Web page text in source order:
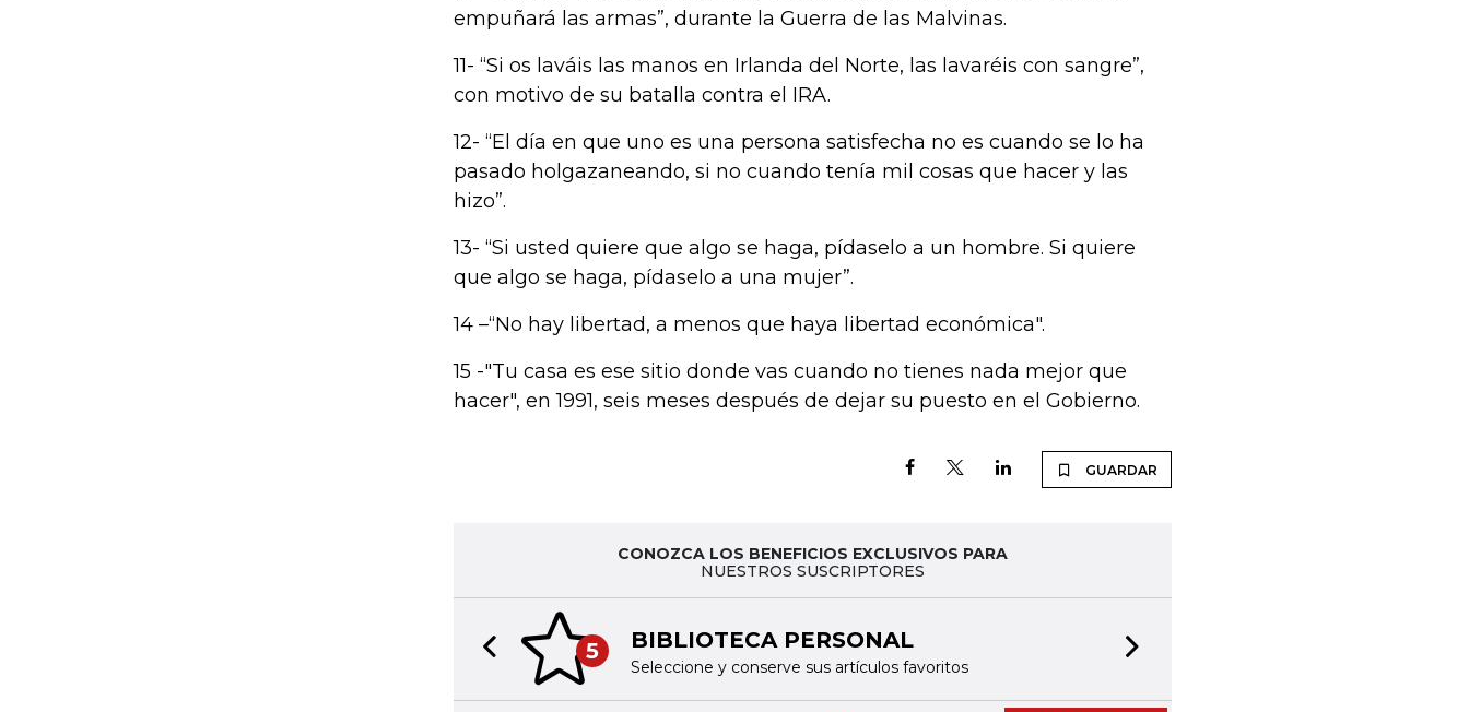
empuñará las armas”, durante la Guerra de las Malvinas.
11- “Si os laváis las manos en Irlanda del Norte, las lavaréis con sangre”,
con motivo de su batalla contra el IRA.
12- “El día en que uno es una persona satisfecha no es cuando se lo ha
pasado holgazaneando, si no cuando tenía mil cosas que hacer y las
hizo”.
13- “Si usted quiere que algo se haga, pídaselo a un hombre. Si quiere
que algo se haga, pídaselo a una mujer”.
14 –“No hay libertad, a menos que haya libertad económica".
15 -"Tu casa es ese sitio donde vas cuando no tienes nada mejor que
hacer", en 1991, seis meses después de dejar su puesto en el Gobierno.
GUARDAR
CONOZCA LOS BENEFICIOS EXCLUSIVOS PARA
NUESTROS SUSCRIPTORES
5 BIBLIOTECA PERSONAL
Seleccione y conserve sus artículos favoritos
Previous slide